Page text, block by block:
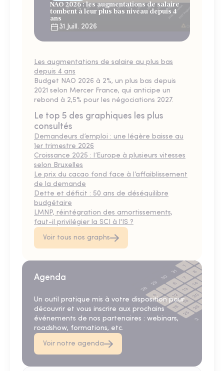
NAO 2026 : les augmentations de salaire
tombent à leur plus bas niveau depuis 4
ans
31 Juill. 2026
Les augmentations de salaire au plus bas
depuis 4 ans
Budget NAO 2026 à 2%, un plus bas depuis
2021 selon Mercer France, qui anticipe un
rebond à 2,5% pour les négociations 2027.
Le top 5 des graphiques les plus
consultés
Demandeurs d’emploi : une légère baisse au
1er trimestre 2026
Croissance 2025 : l’Europe à plusieurs vitesses
selon Bruxelles
Le prix du cacao fond face à l’affaiblissement
de la demande
Dette et déficit : 50 ans de déséquilibre
budgétaire
LMNP, réintégration des amortissements,
faut-il privilégier la SCI à l'IS ?
Voir tous nos graphs
Agenda
Un outil pratique mis à votre disposition pour
découvrir et vous inscrire aux prochains
événements de nos partenaires : webinars,
roadshow, formations, etc.
Voir notre agenda